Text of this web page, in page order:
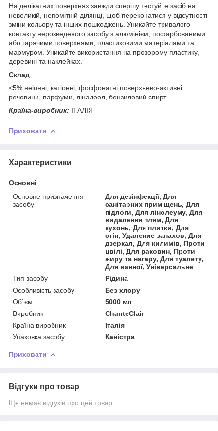
На делікатних поверхнях завжди спершу тестуйте засіб на
невеликій, непомітній ділянці, щоб переконатися у відсутності
зміни кольору та інших пошкоджень. Уникайте тривалого
контакту нерозведеного засобу з алюмінієм, пофарбованими
або гарячими поверхнями, пластиковими матеріалами та
мармуром. Уникайте використання на прозорому пластику,
деревині та наклейках.
Склад
<5% неіонні, катіонні, фосфонатні поверхнево-активні
речовини, парфуми, ліналоол, бензиловий спирт
Країна-виробник: ІТАЛІЯ
Приховати
Характеристики
Основні
Основне призначення
засобу
Для дезінфекції, Для
санітарних приміщень, Для
підлоги, Для лінолеуму, Для
видалення плям, Для
кухонь, Для плитки, Для
стін, Удаление запахов, Для
дзеркал, Для килимів, Проти
цвілі, Для раковин, Проти
жиру та нагару, Для туалету,
Для ванної, Універсальне
Тип засобу
Рідина
Особливість засобу
Без хлору
Об`єм
5000 мл
Виробник
ChanteClair
Країна виробник
Італія
Упаковка засобу
Каністра
Приховати
Відгуки про товар
Ще немає відгуків про цей товар